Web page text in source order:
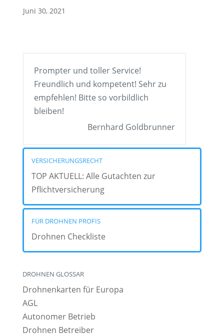
Juni 30, 2021
Prompter und toller Service!
Freundlich und kompetent! Sehr zu
empfehlen! Bitte so vorbildlich
bleiben!
Bernhard Goldbrunner
VERSICHERUNGSRECHT
TOP AKTUELL: Alle Gutachten zur
Pflichtversicherung
FÜR DROHNEN PROFIS
Drohnen Checkliste
DROHNEN GLOSSAR
Drohnenkarten für Europa
AGL
Autonomer Betrieb
Drohnen Betreiber